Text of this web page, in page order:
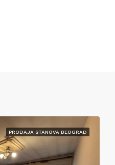
PRODAJA STANOVA BEOGRAD